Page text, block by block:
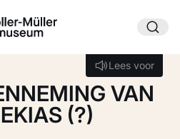
Lees voor
Lees voor
VAN
(?)